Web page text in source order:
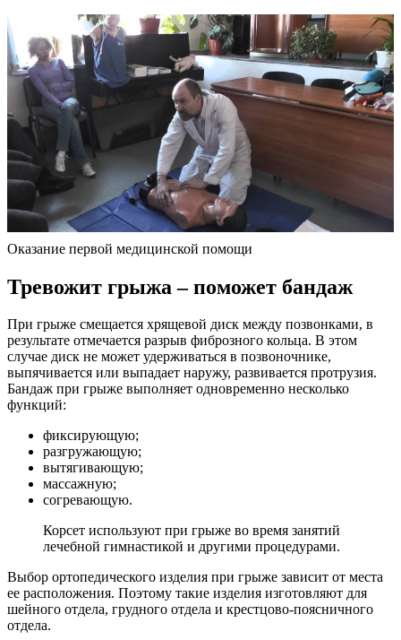
Оказание первой медицинской помощи
Тревожит грыжа – поможет бандаж
При грыже смещается хрящевой диск между позвонками, в
результате отмечается разрыв фиброзного кольца. В этом
случае диск не может удерживаться в позвоночнике,
выпячивается или выпадает наружу, развивается протрузия.
Бандаж при грыже выполняет одновременно несколько
функций:
фиксирующую;
разгружающую;
вытягивающую;
массажную;
согревающую.
Корсет используют при грыже во время занятий
лечебной гимнастикой и другими процедурами.
Выбор ортопедического изделия при грыже зависит от места
ее расположения. Поэтому такие изделия изготовляют для
шейного отдела, грудного отдела и крестцово-поясничного
отдела.